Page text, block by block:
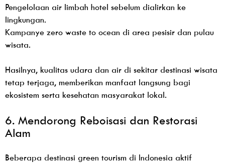
Pengelolaan air limbah hotel sebelum dialirkan ke
lingkungan.
Kampanye zero waste to ocean di area pesisir dan pulau
wisata.
Hasilnya, kualitas udara dan air di sekitar destinasi wisata
tetap terjaga, memberikan manfaat langsung bagi
ekosistem serta kesehatan masyarakat lokal.
6. Mendorong Reboisasi dan Restorasi
Alam
Beberapa destinasi green tourism di Indonesia aktif